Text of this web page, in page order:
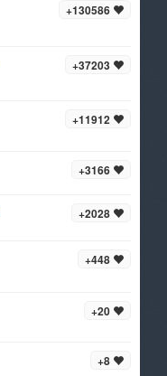
+130586
+37203
+11912
+3166
+2028
+448
+20
+8